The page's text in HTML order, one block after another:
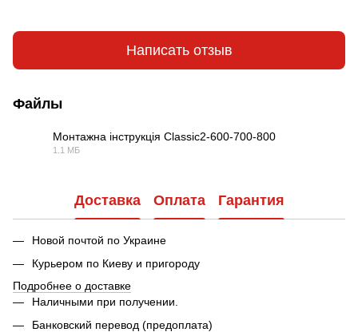
Написать отзыв
Файлы
Монтажна інструкція Classic2-600-700-800
1.1 МБ
Доставка Оплата Гарантия
Новой почтой по Украине
Курьером по Киеву и пригороду
Подробнее о доставке
Наличными при получении.
Банковский перевод (предоплата)